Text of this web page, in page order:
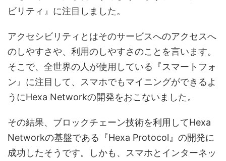
ビリティ』に注目しました。
アクセシビリティとはそのサービスへのアクセスへ
のしやすさや、利用のしやすさのことを言います。
そこで、全世界の人が使用している『スマートフォ
ン』に注目して、スマホでもマイニングができるよ
うにHexa Networkの開発をおこないました。
その結果、ブロックチェーン技術を利用してHexa
Networkの基盤である『Hexa Protocol』の開発に
成功したそうです。しかも、スマホとインターネッ